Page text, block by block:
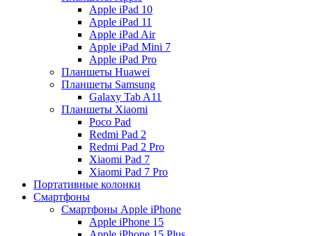
Apple iPad 10
Apple iPad 11
Apple iPad Air
Apple iPad Mini 7
Apple iPad Pro
Планшеты Huawei
Планшеты Samsung
Galaxy Tab A11
Планшеты Xiaomi
Poco Pad
Redmi Pad 2
Redmi Pad 2 Pro
Xiaomi Pad 7
Xiaomi Pad 7 Pro
Портативные колонки
Смартфоны
Смартфоны Apple iPhone
Apple iPhone 15